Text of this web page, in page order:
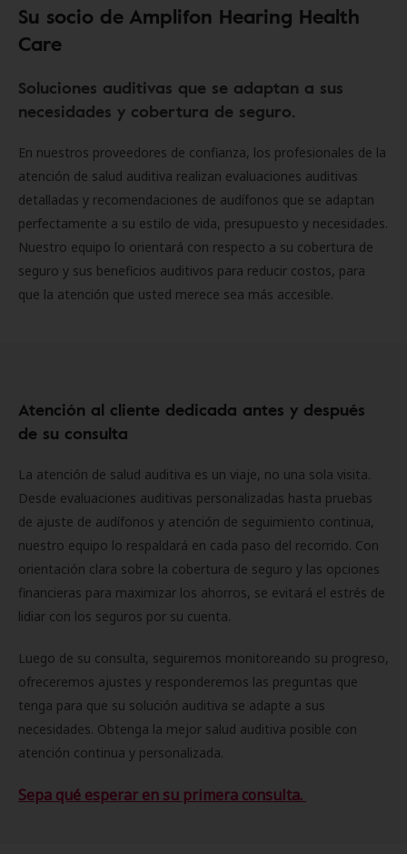
Su socio de Amplifon Hearing Health
Care
Soluciones auditivas que se adaptan a sus
necesidades y cobertura de seguro.
En nuestros proveedores de confianza, los profesionales de la
atención de salud auditiva realizan evaluaciones auditivas
detalladas y recomendaciones de audífonos que se adaptan
perfectamente a su estilo de vida, presupuesto y necesidades.
Nuestro equipo lo orientará con respecto a su cobertura de
seguro y sus beneficios auditivos para reducir costos, para
que la atención que usted merece sea más accesible.
Atención al cliente dedicada antes y después
de su consulta
La atención de salud auditiva es un viaje, no una sola visita.
Desde evaluaciones auditivas personalizadas hasta pruebas
de ajuste de audífonos y atención de seguimiento continua,
nuestro equipo lo respaldará en cada paso del recorrido. Con
orientación clara sobre la cobertura de seguro y las opciones
financieras para maximizar los ahorros, se evitará el estrés de
lidiar con los seguros por su cuenta.
Luego de su consulta, seguiremos monitoreando su progreso,
ofreceremos ajustes y responderemos las preguntas que
tenga para que su solución auditiva se adapte a sus
necesidades. Obtenga la mejor salud auditiva posible con
atención continua y personalizada.
Sepa qué esperar en su primera consulta.